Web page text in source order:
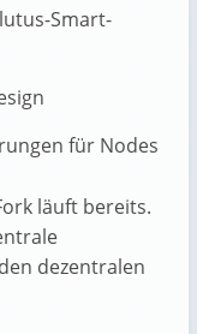
Smart-
für Nodes
läuft bereits.
dezentralen